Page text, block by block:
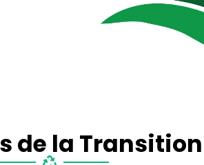
de la Transition